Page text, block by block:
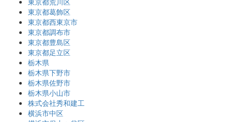
東京都葛飾区
東京都西東京市
東京都調布市
東京都豊島区
東京都足立区
栃木県
栃木県下野市
栃木県佐野市
栃木県小山市
株式会社秀和建工
横浜市中区